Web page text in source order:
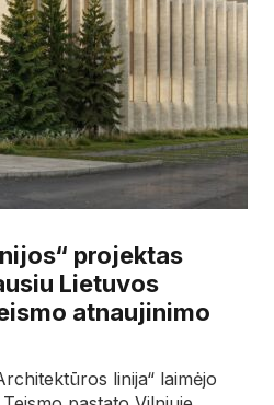
projektas
Lietuvos
atnaujinimo
linija“ laimėjo